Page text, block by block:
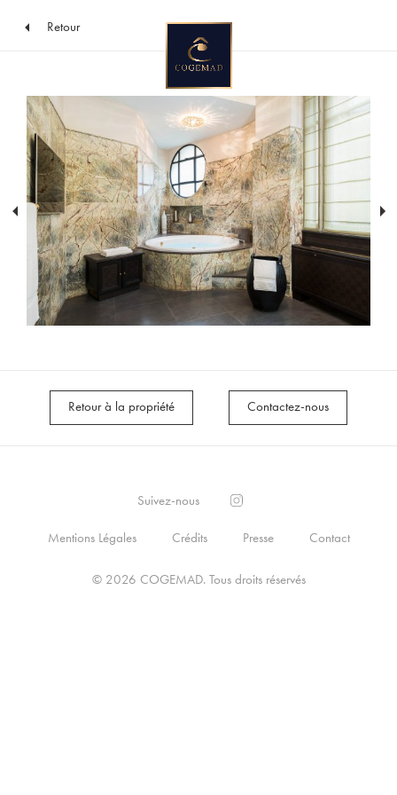
contenu
Retour
Retour à la propriété Contactez-nous
Suivez-nous
Mentions Légales Crédits Presse Contact
© 2026 COGEMAD. Tous droits réservés